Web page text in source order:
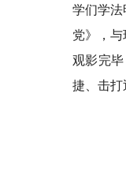
学们学
党》，
观影完
捷、击